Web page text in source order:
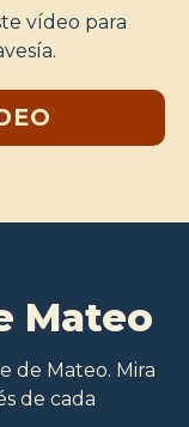
vídeo para
Mateo
de Mateo. Mira
de cada